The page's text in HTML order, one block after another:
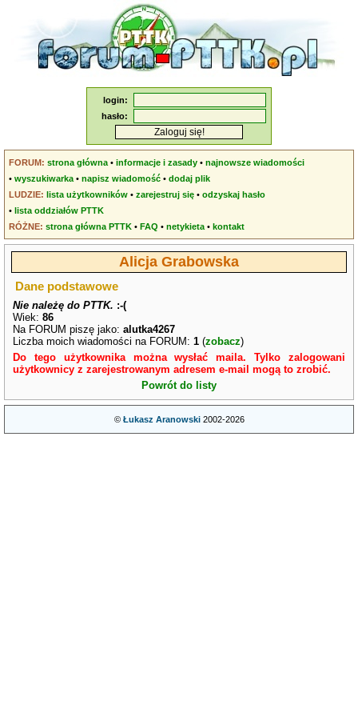
login:
hasło:
FORUM: strona główna •informacje i zasady •najnowsze wiadomości
•wyszukiwarka •napisz wiadomość •dodaj plik
LUDZIE: lista użytkowników •zarejestruj się •odzyskaj hasło
•lista oddziałów PTTK
RÓŻNE: strona główna PTTK •FAQ •netykieta •kontakt
Alicja Grabowska
Dane podstawowe
Nie należę do PTTK. :-(
Wiek:86
Na FORUM piszę jako:alutka4267
Liczba moich wiadomości na FORUM:1 (zobacz)
Do tego użytkownika można wysłać maila. Tylko zalogowani
użytkownicy z zarejestrowanym adresem e-mail mogą to zrobić.
Powrót do listy
© Łukasz Aranowski2002-2026